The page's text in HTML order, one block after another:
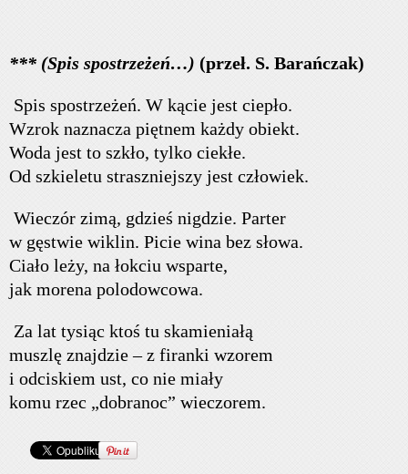
*** (Spis spostrzeżeń…) (przeł. S. Barańczak)
Spis spostrzeżeń. W kącie jest ciepło.
Wzrok naznacza piętnem każdy obiekt.
Woda jest to szkło, tylko ciekłe.
Od szkieletu straszniejszy jest człowiek.
Wieczór zimą, gdzieś nigdzie. Parter
w gęstwie wiklin. Picie wina bez słowa.
Ciało leży, na łokciu wsparte,
jak morena polodowcowa.
Za lat tysiąc ktoś tu skamieniałą
muszlę znajdzie – z firanki wzorem
i odciskiem ust, co nie miały
komu rzec „dobranoc” wieczorem.